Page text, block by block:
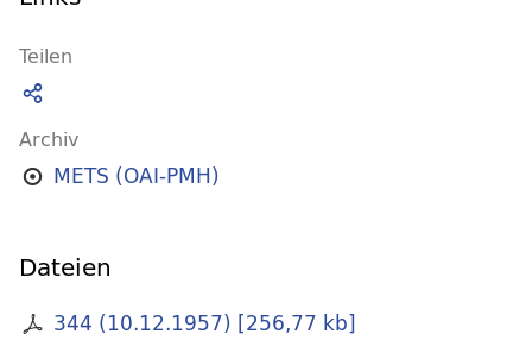
Teilen
Archiv
METS (OAI-PMH)
Dateien
344 (10.12.1957) [256,77 kb]